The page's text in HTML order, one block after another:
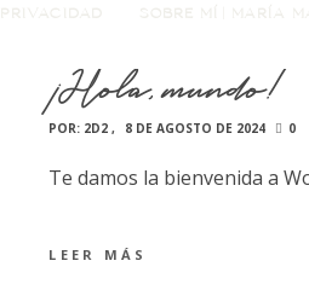
¡Hola, mundo!
POR: 2D2 8 DE AGOSTO DE 2024 0
Te damos la bienvenida a
LEER MÁS